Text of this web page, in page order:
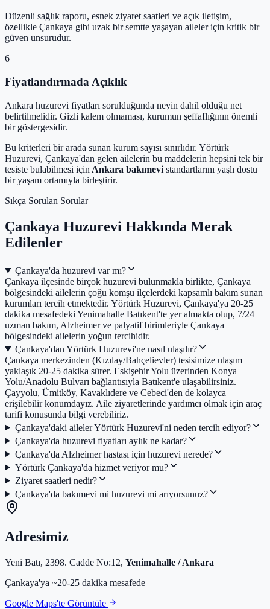
Düzenli sağlık raporu, esnek ziyaret saatleri ve açık iletişim,
özellikle Çankaya gibi uzak bir semtte yaşayan aileler için kritik bir
güven unsurudur.
6
Fiyatlandırmada Açıklık
Ankara huzurevi fiyatları sorulduğunda neyin dahil olduğu net
belirtilmelidir. Gizli kalem olmaması, kurumun şeffaflığının önemli
bir göstergesidir.
Bu kriterleri bir arada sunan kurum sayısı sınırlıdır. Yörtürk
Huzurevi, Çankaya'dan gelen ailelerin bu maddelerin hepsini tek bir
tesiste bulabilmesi için Ankara bakımevi standartlarını yaşlı dostu
bir yaşam ortamıyla birleştirir.
Sıkça Sorulan Sorular
Çankaya Huzurevi Hakkında Merak
Edilenler
Çankaya'da huzurevi var mı?
Çankaya ilçesinde birçok huzurevi bulunmakla birlikte, Çankaya
bölgesindeki ailelerin çoğu komşu ilçelerdeki kapsamlı bakım sunan
kurumları tercih etmektedir. Yörtürk Huzurevi, Çankaya'ya 20-25
dakika mesafedeki Yenimahalle Batıkent'te yer almakta olup, 7/24
uzman bakım, Alzheimer ve palyatif birimleriyle Çankaya
bölgesindeki ailelerin yoğun tercihidir.
Çankaya'dan Yörtürk Huzurevi'ne nasıl ulaşılır?
Çankaya merkezinden (Kızılay/Bahçelievler) tesisimize ulaşım
yaklaşık 20-25 dakika sürer. Eskişehir Yolu üzerinden Konya
Yolu/Anadolu Bulvarı bağlantısıyla Batıkent'e ulaşabilirsiniz.
Çayyolu, Ümitköy, Kavaklıdere ve Cebeci'den de kolayca
erişilebilir konumdayız. Aile ziyaretlerinde yardımcı olmak için araç
tarifi konusunda bilgi verebiliriz.
Çankaya'daki aileler Yörtürk Huzurevi'ni neden tercih ediyor?
Çankaya'da huzurevi fiyatları aylık ne kadar?
Çankaya'da Alzheimer hastası için huzurevi nerede?
Yörtürk Çankaya'da hizmet veriyor mu?
Ziyaret saatleri nedir?
Çankaya'da bakımevi mi huzurevi mi arıyorsunuz?
Adresimiz
Yeni Batı, 2398. Cadde No:12, Yenimahalle / Ankara
Çankaya'ya ~20-25 dakika mesafede
Google Maps'te Görüntüle